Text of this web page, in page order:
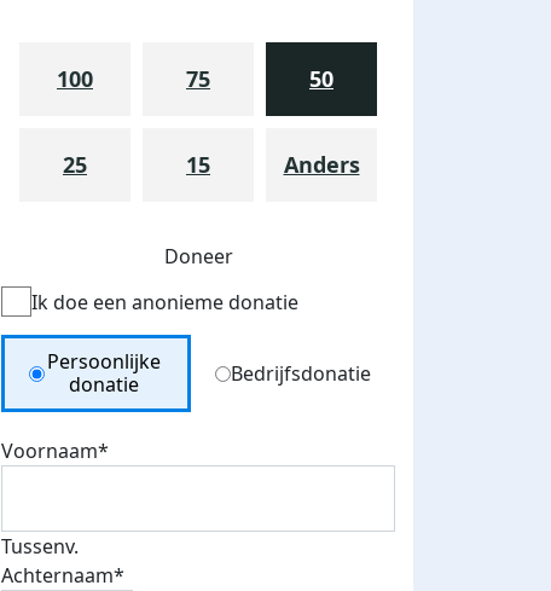
100 75 50
25 15 Anders
Doneer
Ik doe een anonieme donatie
Donation Type
Persoonlijke
donatie
Bedrijfsdonatie
Voornaam*
Tussenv.
Achternaam*